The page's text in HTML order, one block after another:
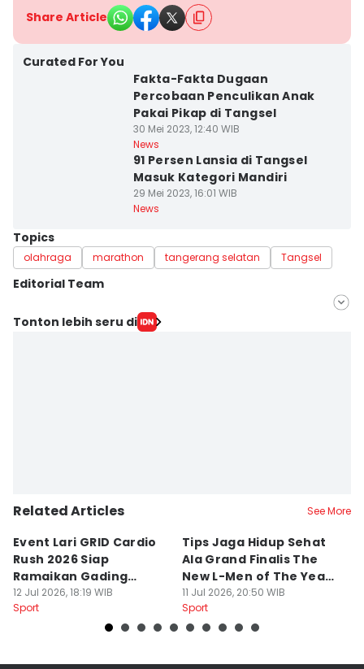
Share Article
Curated For You
Fakta-Fakta Dugaan
Percobaan Penculikan Anak
Pakai Pikap di Tangsel
30 Mei 2023, 12:40 WIB
News
91 Persen Lansia di Tangsel
Masuk Kategori Mandiri
29 Mei 2023, 16:01 WIB
News
Topics
olahraga marathon tangerang selatan Tangsel
Editorial Team
Editor
Tonton lebih seru di
Related Articles See More
Event Lari GRID Cardio
Rush 2026 Siap
Ramaikan Gading
Serpong
12 Jul 2026, 18:19 WIB
Sport
Tips Jaga Hidup Sehat
Ala Grand Finalis The
New L-Men of The Year
2026
11 Jul 2026, 20:50 WIB
Sport